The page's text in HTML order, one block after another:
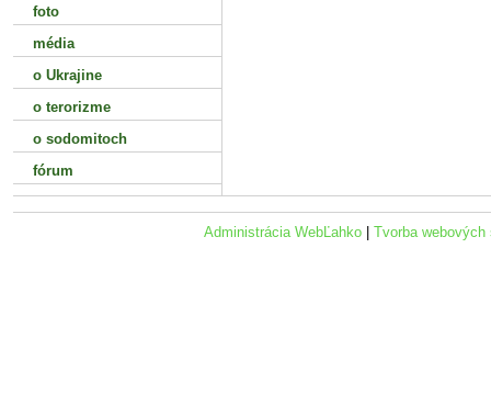
foto
média
o Ukrajine
o terorizme
o sodomitoch
fórum
Administrácia WebĽahko Tvorba